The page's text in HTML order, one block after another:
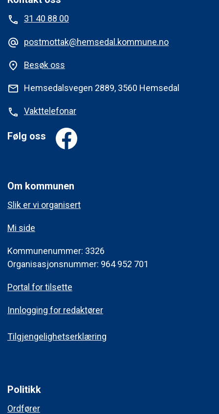
phone
31 40 88 00
alternate_email postmottak@hemsedal.kommune.no
place Besøk oss
mail Hemsedalsvegen 2889, 3560 Hemsedal
phone Vakttelefonar
Følg oss
Om kommunen
Slik er vi organisert
Mi side
Kommunenummer: 3326
Organisasjonsnummer: 964 952 701
Portal for tilsette
Innlogging for redaktører
Tilgjengelighetserklæring
Politikk
Ordfører